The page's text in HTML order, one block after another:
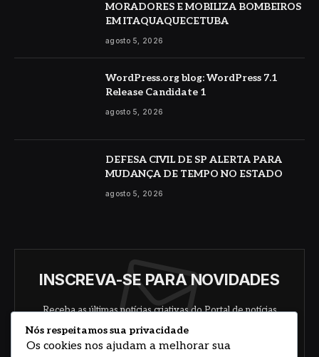
MORADORES E MOBILIZA BOMBEIROS
EM ITAQUAQUECETUBA
agosto 5, 2026
WordPress.org blog: WordPress 7.1
Release Candidate 1
agosto 5, 2026
DEFESA CIVIL DE SP ALERTA PARA
MUDANÇA DE TEMPO NO ESTADO
agosto 5, 2026
INSCREVA-SE PARA NOVIDADES
Receba as últimas notícias criativas do Portal de notícias
sobre arte, design e negócios.
Nós respeitamos sua privacidade
Os cookies nos ajudam a melhorar sua